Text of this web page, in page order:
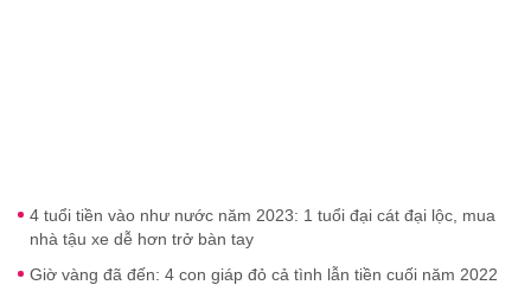
4 tuổi tiền vào như nước năm 2023: 1 tuổi đại cát đại lộc, mua
nhà tậu xe dễ hơn trở bàn tay
Giờ vàng đã đến: 4 con giáp đỏ cả tình lẫn tiền cuối năm 2022